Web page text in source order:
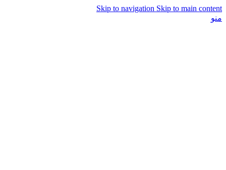
Skip to navigation Skip to main content
منو